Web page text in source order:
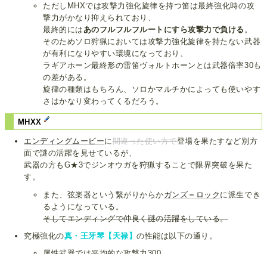
ただしMHXでは攻撃力強化旋律を持つ笛は最終強化時の攻
撃力がかなり抑えられており、
最終的にはあのフルフルフルートにすら攻撃力で負ける 。
そのためソロ狩猟においては攻撃力強化旋律を持たない武器
が有利になりやすい環境になっており、
ラギアホーン最終形の雷笛ヴォルトホーンとは武器倍率30も
の差がある。
旋律の種類はもちろん、ソロかマルチかによっても使いやす
さはかなり変わってくるだろう。
MHXX
エンディングムービーに間違った使い方で登場を果たすなど別方
面で謎の活躍を見せているが、
武器の方もG★3でジンオウガを狩猟することで限界突破を果た
す。
また、弦楽器という繋がりからかガンズ＝ロック に派生でき
るようになっている。
そしてエンディングで仲良く謎の活躍をしている。
究極強化の真・王牙琴【天禄】の性能は以下の通り。